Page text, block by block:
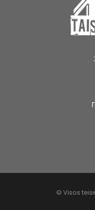
© Visos